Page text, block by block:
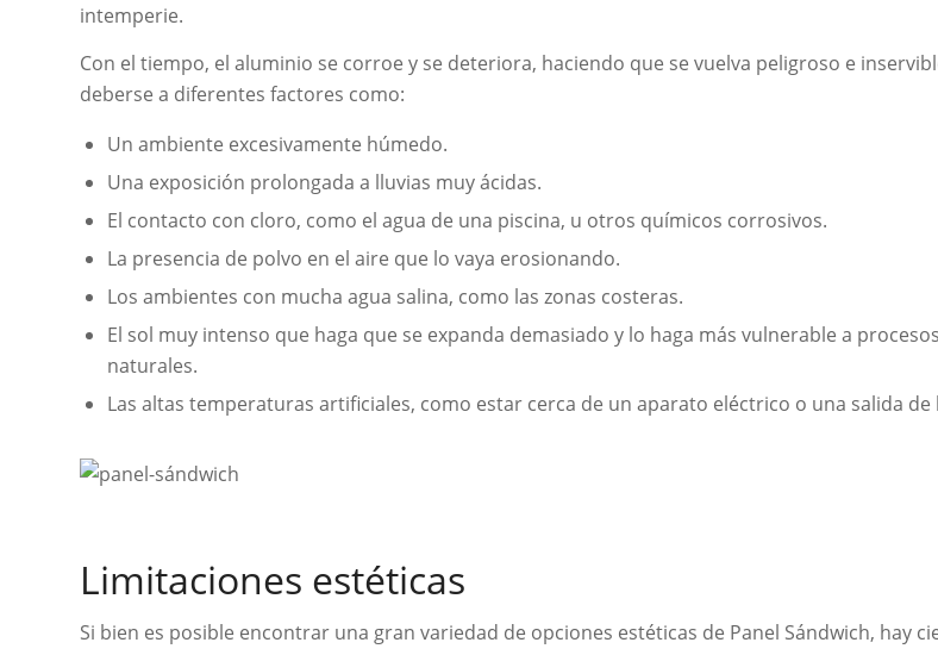
intemperie.
Con el tiempo, el aluminio se corroe y se deteriora, haciendo que se vuelva peligroso e
deberse a diferentes factores como:
Un ambiente excesivamente húmedo.
Una exposición prolongada a lluvias muy ácidas.
El contacto con cloro, como el agua de una piscina, u otros químicos corrosivos.
La presencia de polvo en el aire que lo vaya erosionando.
Los ambientes con mucha agua salina, como las zonas costeras.
El sol muy intenso que haga que se expanda demasiado y lo haga más vulnerable a
naturales.
Las altas temperaturas artificiales, como estar cerca de un aparato eléctrico o una salida de
Limitaciones estéticas
Si bien es posible encontrar una gran variedad de opciones estéticas de Panel Sándwich, hay